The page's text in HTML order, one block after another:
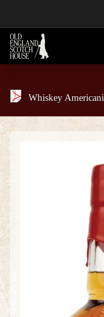
Whiskey Americani